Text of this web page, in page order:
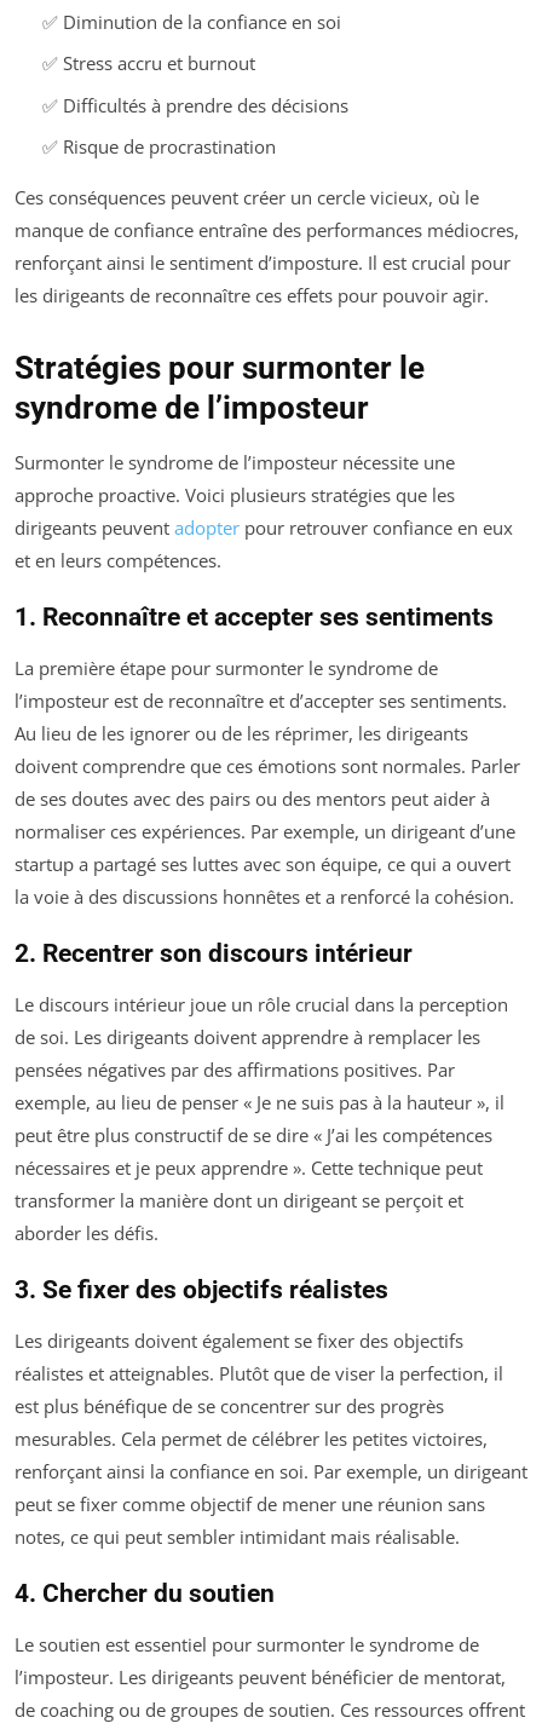
✅ Diminution de la confiance en soi
✅ Stress accru et burnout
✅ Difficultés à prendre des décisions
✅ Risque de procrastination
Ces conséquences peuvent créer un cercle vicieux, où le
manque de confiance entraîne des performances médiocres,
renforçant ainsi le sentiment d’imposture. Il est crucial pour
les dirigeants de reconnaître ces effets pour pouvoir agir.
Stratégies pour surmonter le
syndrome de l’imposteur
Surmonter le syndrome de l’imposteur nécessite une
approche proactive. Voici plusieurs stratégies que les
dirigeants peuvent adopter pour retrouver confiance en eux
et en leurs compétences.
1. Reconnaître et accepter ses sentiments
La première étape pour surmonter le syndrome de
l’imposteur est de reconnaître et d’accepter ses sentiments.
Au lieu de les ignorer ou de les réprimer, les dirigeants
doivent comprendre que ces émotions sont normales. Parler
de ses doutes avec des pairs ou des mentors peut aider à
normaliser ces expériences. Par exemple, un dirigeant d’une
startup a partagé ses luttes avec son équipe, ce qui a ouvert
la voie à des discussions honnêtes et a renforcé la cohésion.
2. Recentrer son discours intérieur
Le discours intérieur joue un rôle crucial dans la perception
de soi. Les dirigeants doivent apprendre à remplacer les
pensées négatives par des affirmations positives. Par
exemple, au lieu de penser « Je ne suis pas à la hauteur », il
peut être plus constructif de se dire « J’ai les compétences
nécessaires et je peux apprendre ». Cette technique peut
transformer la manière dont un dirigeant se perçoit et
aborder les défis.
3. Se fixer des objectifs réalistes
Les dirigeants doivent également se fixer des objectifs
réalistes et atteignables. Plutôt que de viser la perfection, il
est plus bénéfique de se concentrer sur des progrès
mesurables. Cela permet de célébrer les petites victoires,
renforçant ainsi la confiance en soi. Par exemple, un dirigeant
peut se fixer comme objectif de mener une réunion sans
notes, ce qui peut sembler intimidant mais réalisable.
4. Chercher du soutien
Le soutien est essentiel pour surmonter le syndrome de
l’imposteur. Les dirigeants peuvent bénéficier de mentorat,
de coaching ou de groupes de soutien. Ces ressources offrent